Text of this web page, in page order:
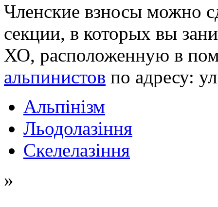
Членские взносы можно
секции, в которых вы
ХО, расположенную в
альпинистов по адресу:
Альпінізм
Льодолазіння
Скелелазіння
»